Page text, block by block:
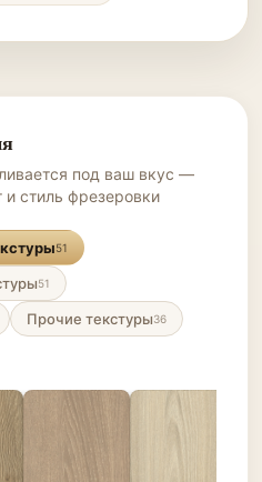
под ваш вкус —
и стиль фрезеровки
51
51
Прочие текстуры36